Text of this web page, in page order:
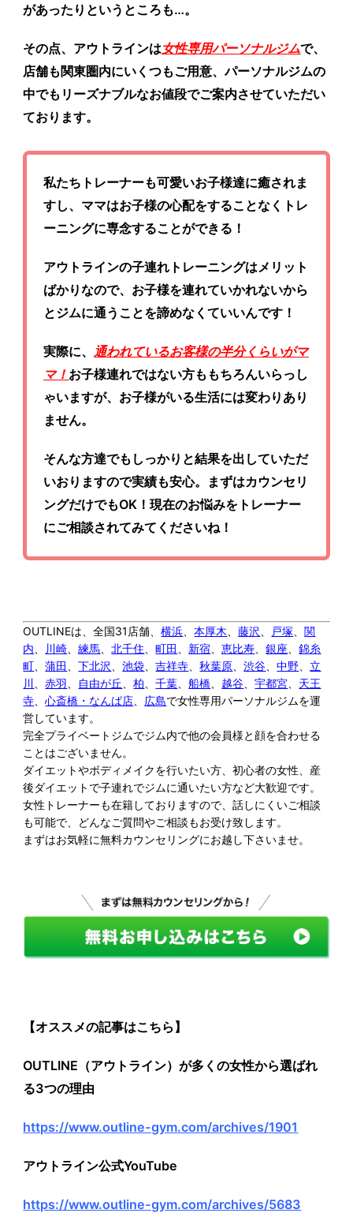
があったりというところも…。
その点、アウトラインは女性専用パーソナルジムで、
店舗も関東圏内にいくつもご用意、パーソナルジムの
中でもリーズナブルなお値段でご案内させていただい
ております。
私たちトレーナーも可愛いお子様達に癒されま
すし、ママはお子様の心配をすることなくトレ
ーニングに専念することができる！
アウトラインの子連れトレーニングはメリット
ばかりなので、お子様を連れていかれないから
とジムに通うことを諦めなくていいんです！
実際に、 通われているお客様の半分くらいがマ
マ！ お子様連れではない方ももちろんいらっし
ゃいますが、お子様がいる生活には変わりあり
ません。
そんな方達でもしっかりと結果を出していただ
いおりますので実績も安心。まずはカウンセリ
ングだけでもOK！現在のお悩みをトレーナー
にご相談されてみてくださいね！
OUTLINEは、全国31店舗、横浜 、本厚木 、藤沢 戸塚 、関
内
川崎 、練馬 、北千住 、町田 新宿 、恵比寿 、銀座 、錦糸
町 、蒲田 、下北沢 、池袋 、吉祥寺 、秋葉原 、渋谷 、中野
立
川
、赤羽 自由が丘 、柏 、千葉 、船橋 越谷 、宇都宮
天王
寺 、心斎橋・なんば店 広島で女性専用パーソナルジムを運
営しています。
完全プライベートジムでジム内で他の会員様と顔を合わせる
ことはございません。
ダイエットやボディメイクを行いたい方、初心者の女性、産
後ダイエットで子連れでジムに通いたい方など大歓迎です。
女性トレーナーも在籍しておりますので、話しにくいご相談
も可能で、どんなご質問やご相談もお受け致します。
まずはお気軽に無料カウンセリングにお越し下さいませ。
【オススメの記事はこちら】
OUTLINE（アウトライン）が多くの女性から選ばれ
る3つの理由
https://www.outline-gym.com/archives/1901
アウトライン公式YouTube
https://www.outline-gym.com/archives/5683